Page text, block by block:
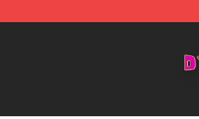
Bob Dylan Store - Official Bob